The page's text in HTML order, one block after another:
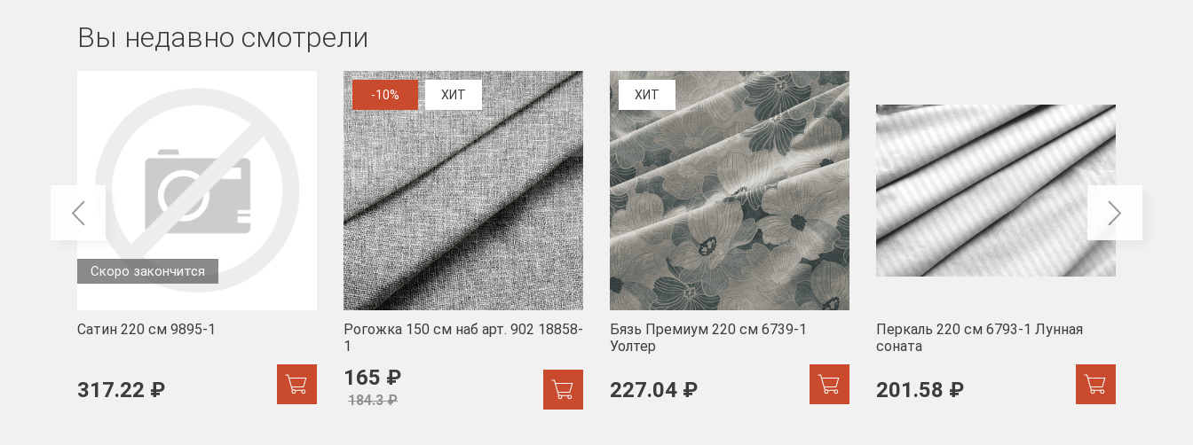
Вы недавно смотрели
Скоро закончится
Сатин 220 см 9895-1
317.22 ₽
-10% ХИТ
Рогожка 150 см наб арт. 902 18858-
1
165 ₽
184.3 ₽
ХИТ
Бязь Премиум 220 см 6739-1
Уолтер
227.04 ₽
Перкаль 220 см 6793-1 Лунная
соната
201.58 ₽